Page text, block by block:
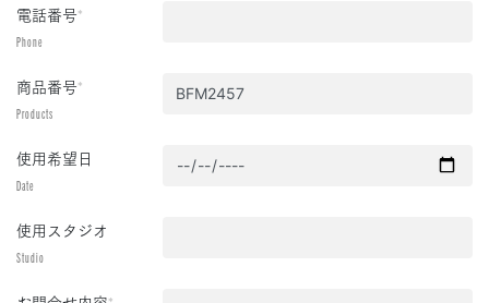
電話番号*
Phone
商品番号*
Products
使用希望日
Date
使用スタジオ
Studio